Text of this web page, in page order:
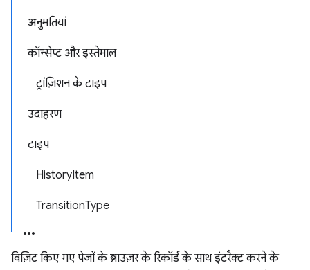
अनुमतियां
कॉन्सेप्ट और इस्तेमाल
ट्रांज़िशन के टाइप
उदाहरण
टाइप
HistoryItem
TransitionType
विज़िट किए गए पेजों के ब्राउज़र के रिकॉर्ड के साथ इंटरैक्ट करने के